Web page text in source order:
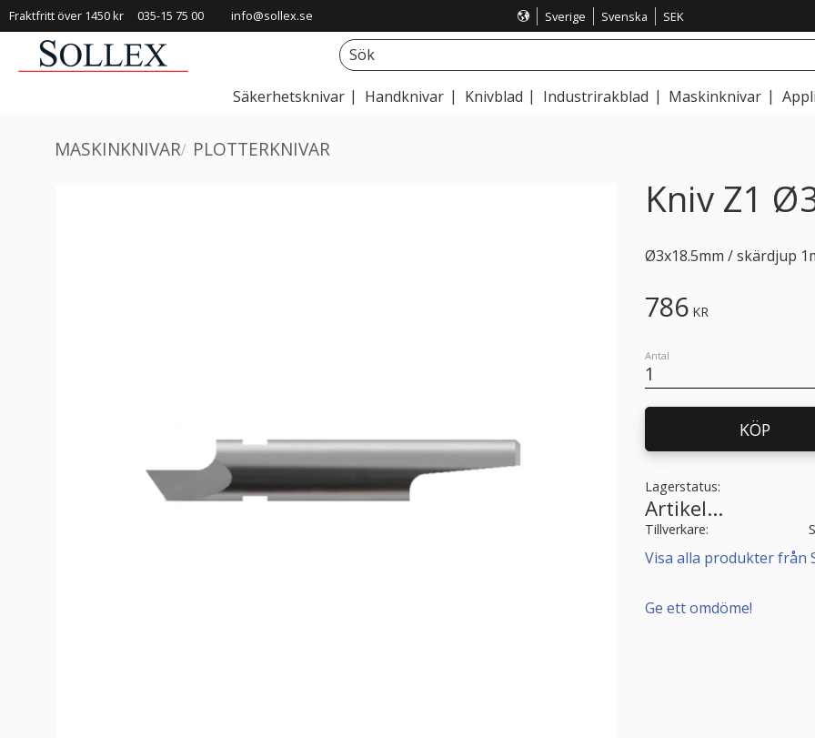
Fraktfritt över 1450 kr 035-15 75 00 info@sollex.se Sverige Svenska SEK
Säkerhetsknivar Handknivar Knivblad Industrirakblad Maskinknivar
MASKINKNIVAR PLOTTERKNIVAR
Kniv Z1
Ø3x18.5mm / skärdjup
786KR
Antal
KÖP
Lagerstatus
Artikelnr
Tillverkare
Visa alla produkter från
Ge ett omdöme!